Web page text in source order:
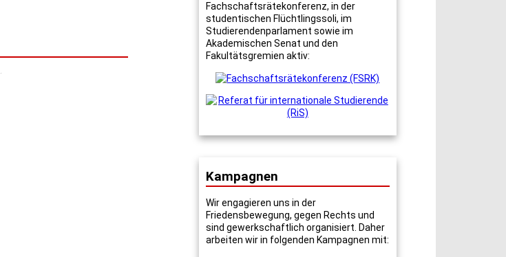
Fachschaftsrätekonferenz, in der
studentischen Flüchtlingssoli, im
Studierendenparlament sowie im
Akademischen Senat und den
Fakultätsgremien aktiv:
Kampagnen
Wir engagieren uns in der
Friedensbewegung, gegen Rechts und
sind gewerkschaftlich organisiert. Daher
arbeiten wir in folgenden Kampagnen mit: